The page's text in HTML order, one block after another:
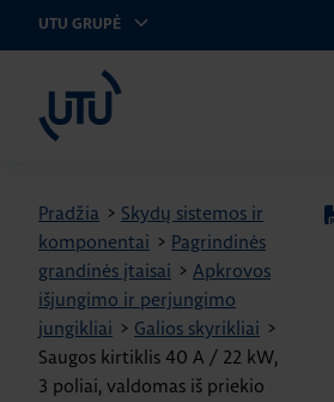
UTU GRUPĖ
UTU Lithuania
Pradžia > Skydų sistemos ir
komponentai > Pagrindinės
grandinės įtaisai > Apkrovos
išjungimo ir perjungimo
jungikliai > Galios skyrikliai >
Saugos kirtiklis 40 A / 22 kW,
3 poliai, valdomas iš priekio